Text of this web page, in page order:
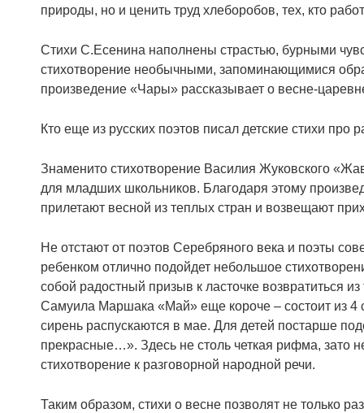
природы, но и ценить труд хлеборобов, тех, кто
Стихи С.Есенина наполнены страстью, бурными
стихотворение необычными, запоминающимися
произведение «Чары» рассказывает о весне-
Кто еще из русских поэтов писал детские стихи про
Знаменито стихотворение Василия Жуковского
для младших школьников. Благодаря этому
прилетают весной из теплых стран и возвещают
Не отстают от поэтов Серебряного века и поэты
ребенком отлично подойдет небольшое
собой радостный призыв к ласточке возвратиться
Самуила Маршака «Май» еще короче – состоит из 4
сирень распускаются в мае. Для детей постарше
прекрасные…». Здесь не столь четкая рифма,
стихотворение к разговорной народной речи.
Таким образом, стихи о весне позволят не только